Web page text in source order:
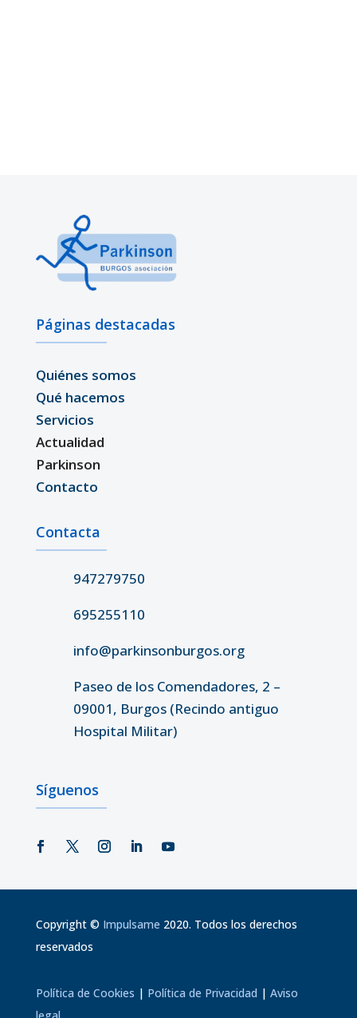
Páginas destacadas
Quiénes somos
Qué hacemos
Servicios
Actualidad
Parkinson
Contacto
Contacta
947279750
695255110
info@parkinsonburgos.org
Paseo de los Comendadores, 2 –
09001, Burgos (Recindo antiguo
Hospital Militar)
Síguenos
Copyright © Impulsame 2020. Todos los derechos
reservados
Política de Cookies | Política de Privacidad | Aviso